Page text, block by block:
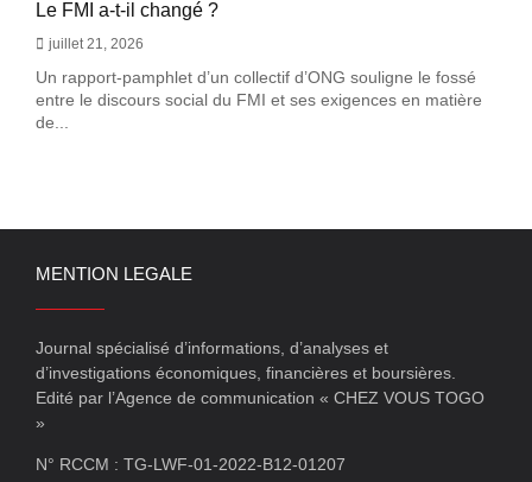
Le FMI a-t-il changé ?
juillet 21, 2026
Un rapport-pamphlet d’un collectif d’ONG souligne le fossé
entre le discours social du FMI et ses exigences en matière
de...
MENTION LEGALE
Journal spécialisé d’informations, d’analyses et
d’investigations économiques, financières et boursières.
Edité par l’Agence de communication « CHEZ VOUS TOGO
»
N° RCCM : TG-LWF-01-2022-B12-01207